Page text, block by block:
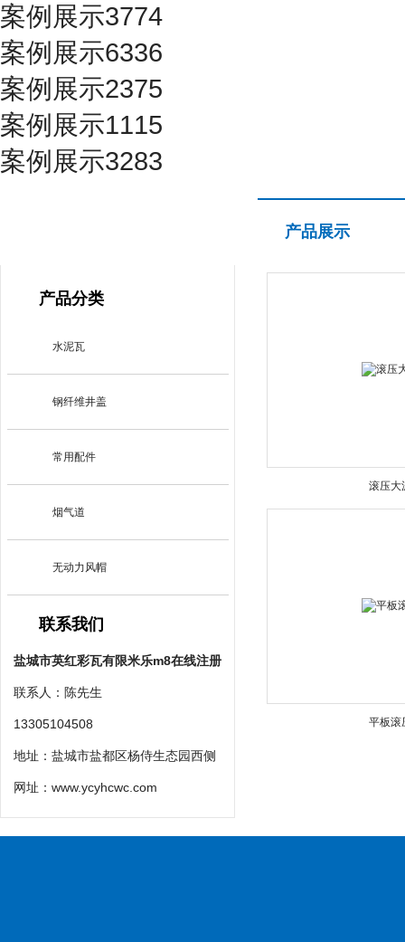
案例展示3774
案例展示6336
案例展示2375
案例展示1115
案例展示3283
产品分类
水泥瓦
钢纤维井盖
常用配件
烟气道
无动力风帽
联系我们
盐城市英红彩瓦有限米乐m8在线注册
联系人：陈先生
13305104508
地址：盐城市盐都区杨侍生态园西侧
网址： www.ycyhcwc.com
产品展示
滚压大
平板滚